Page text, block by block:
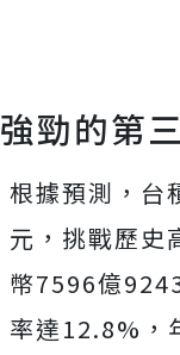
強勁的第
根據預測，台
元，挑戰歷史
幣7596億
率達12.8%，